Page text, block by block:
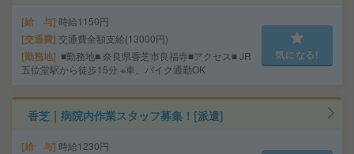
給 与 時給1150円
交通費 交通費全額支給(13000円)
勤務地
■勤務地■ 奈良県香芝市良福寺■アクセス■ JR
五位堂駅から徒歩15分 ※車、バイク通勤OK
気になる!
香芝｜病院内作業スタッフ募集！[派遣]
給 与 時給1230円